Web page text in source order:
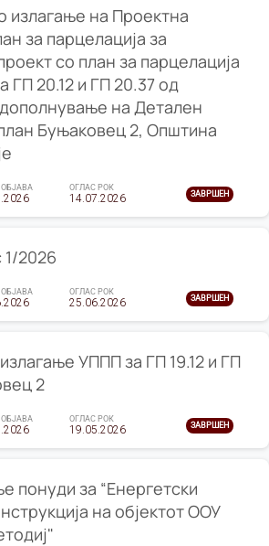
излагање на Проектна
за парцелација за
со план за парцелација
ГП 20.12 и ГП 20.37 од
на Детален
Буњаковец 2, Општина
ОГЛАС РОК
14.07.2026 ЗАВРШЕН
2026
ОГЛАС РОК
25.06.2026 ЗАВРШЕН
УППП за ГП 19.12 и ГП
2
ОГЛАС РОК
19.05.2026 ЗАВРШЕН
понуди за “Енергетски
на објектот ООУ